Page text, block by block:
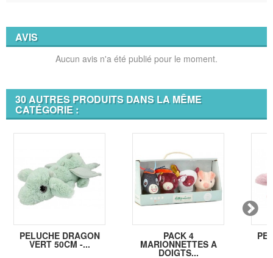
AVIS
Aucun avis n'a été publié pour le moment.
30 AUTRES PRODUITS DANS LA MÊME
CATÉGORIE :
PELUCHE DRAGON
VERT 50CM -...
PACK 4
MARIONNETTES A
DOIGTS...